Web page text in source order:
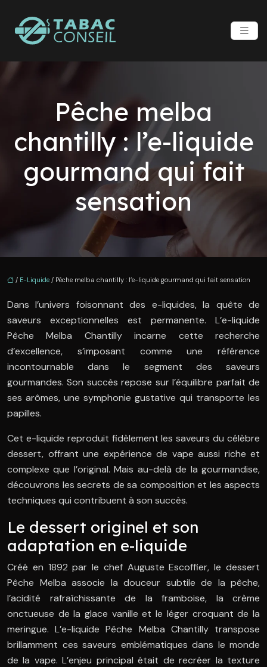
Pêche melba
chantilly : l’e-liquide
gourmand qui fait
sensation
/ E-Liquide / Pêche melba chantilly : l’e-liquide gourmand qui fait sensation
Dans l’univers foisonnant des e-liquides, la quête de
saveurs exceptionnelles est permanente. L’e-liquide
Pêche Melba Chantilly incarne cette recherche
d’excellence, s’imposant comme une référence
incontournable dans le segment des saveurs
gourmandes. Son succès repose sur l’équilibre parfait de
ses arômes, une symphonie gustative qui transporte les
papilles.
Cet e-liquide reproduit fidèlement les saveurs du célèbre
dessert, offrant une expérience de vape aussi riche et
complexe que l’original. Mais au-delà de la gourmandise,
découvrons les secrets de sa composition et les aspects
techniques qui contribuent à son succès.
Le dessert originel et son
adaptation en e-liquide
Créé en 1892 par le chef Auguste Escoffier, le dessert
Pêche Melba associe la douceur subtile de la pêche,
l’acidité rafraîchissante de la framboise, la crème
onctueuse de la glace vanille et le léger croquant de la
meringue. L’e-liquide Pêche Melba Chantilly transpose
brillamment ces saveurs emblématiques dans le monde
de la vape. L’enjeu principal était de recréer la texture